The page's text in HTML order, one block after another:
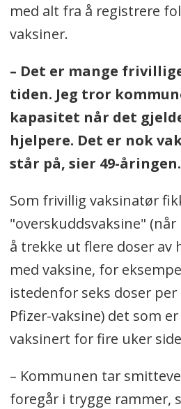
med alt fra å registrere
vaksiner.
– Det er mange
tiden. Jeg tror
kapasitet når det
hjelpere. Det er nok
står på, sier 49-åringen.
Som frivillig vaksinatør
"overskuddsvaksine"
å trekke ut flere doser av
med vaksine, for
istedenfor seks doser
Pfizer-vaksine) det som
vaksinert for fire uker
– Kommunen tar
foregår i trygge rammer,